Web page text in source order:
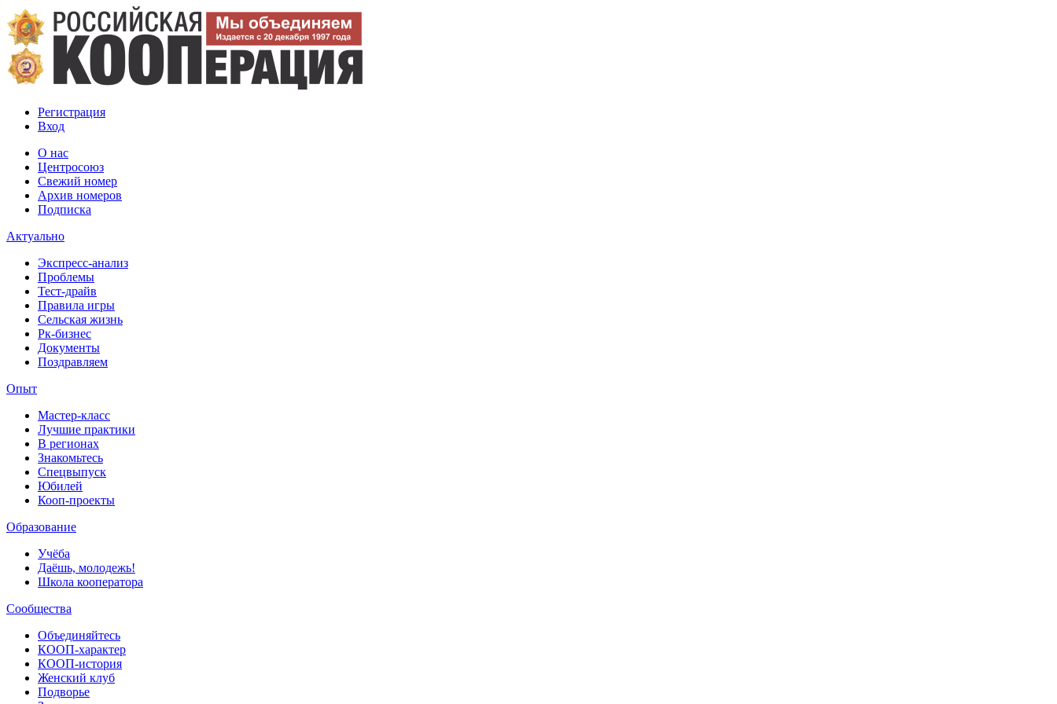
Регистрация
Вход
О нас
Центросоюз
Свежий номер
Архив номеров
Подписка
Актуально
Экспресс-анализ
Проблемы
Тест-драйв
Правила игры
Сельская жизнь
Рк-бизнес
Документы
Поздравляем
Опыт
Мастер-класс
Лучшие практики
В регионах
Знакомьтесь
Спецвыпуск
Юбилей
Кооп-проекты
Образование
Учёба
Даёшь, молодежь!
Школа кооператора
Сообщества
Объединяйтесь
КООП-характер
КООП-история
Женский клуб
Подворье